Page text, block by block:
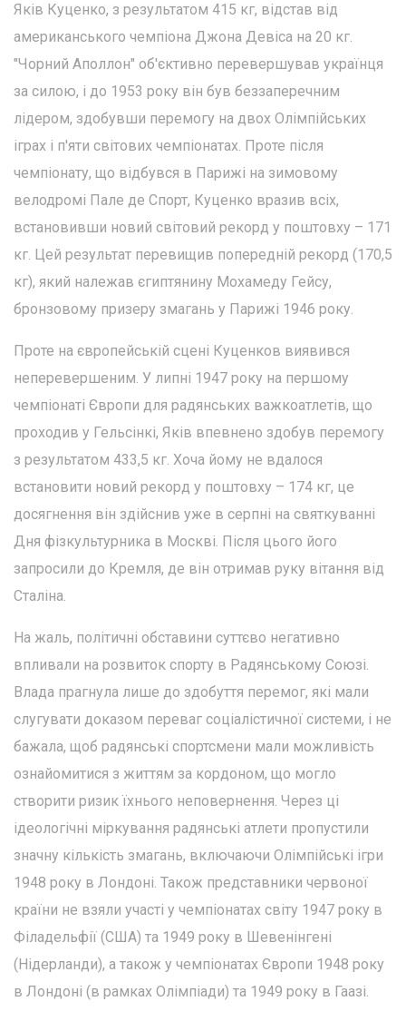
Яків Куценко, з результатом 415 кг, відстав від
американського чемпіона Джона Девіса на 20 кг.
"Чорний Аполлон" об'єктивно перевершував українця
за силою, і до 1953 року він був беззаперечним
лідером, здобувши перемогу на двох Олімпійських
іграх і п'яти світових чемпіонатах. Проте після
чемпіонату, що відбувся в Парижі на зимовому
велодромі Пале де Спорт, Куценко вразив всіх,
встановивши новий світовий рекорд у поштовху – 171
кг. Цей результат перевищив попередній рекорд (170,5
кг), який належав єгиптянину Мохамеду Гейсу,
бронзовому призеру змагань у Парижі 1946 року.
Проте на європейській сцені Куценков виявився
неперевершеним. У липні 1947 року на першому
чемпіонаті Європи для радянських важкоатлетів, що
проходив у Гельсінкі, Яків впевнено здобув перемогу
з результатом 433,5 кг. Хоча йому не вдалося
встановити новий рекорд у поштовху – 174 кг, це
досягнення він здійснив уже в серпні на святкуванні
Дня фізкультурника в Москві. Після цього його
запросили до Кремля, де він отримав руку вітання від
Сталіна.
На жаль, політичні обставини суттєво негативно
впливали на розвиток спорту в Радянському Союзі.
Влада прагнула лише до здобуття перемог, які мали
слугувати доказом переваг соціалістичної системи, і не
бажала, щоб радянські спортсмени мали можливість
ознайомитися з життям за кордоном, що могло
створити ризик їхнього неповернення. Через ці
ідеологічні міркування радянські атлети пропустили
значну кількість змагань, включаючи Олімпійські ігри
1948 року в Лондоні. Також представники червоної
країни не взяли участі у чемпіонатах світу 1947 року в
Філадельфії (США) та 1949 року в Шевенінгені
(Нідерланди), а також у чемпіонатах Європи 1948 року
в Лондоні (в рамках Олімпіади) та 1949 року в Гаазі.